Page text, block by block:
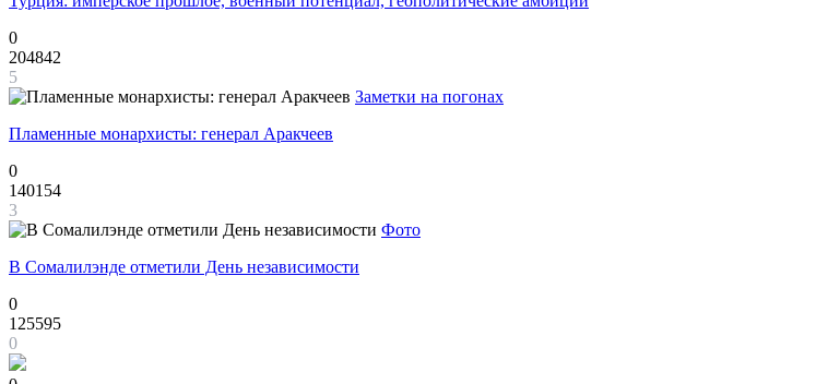
0
204842
5
Заметки на погонах
Пламенные монархисты: генерал Аракчеев
0
140154
3
Фото
В Сомалилэнде отметили День независимости
0
125595
0